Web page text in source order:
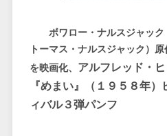
ボワロー・ナルスジャック
トーマス・ナルスジャック）
を映画化、 アルフレッド・
『めまい』（１９５８年
ィバル３弾パンフ